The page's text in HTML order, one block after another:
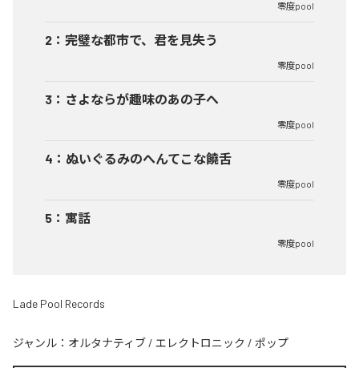
零度pool
2 ： 完璧な都市で、君を見失う
零度pool
3 ： さよならが趣味のあの子へ
零度pool
4 ： ぬいぐるみのへんてこな饒舌
零度pool
5 ： 寓話
零度pool
Lade Pool Records
ジャンル： オルタナティブ / エレクトロニック / ポップ